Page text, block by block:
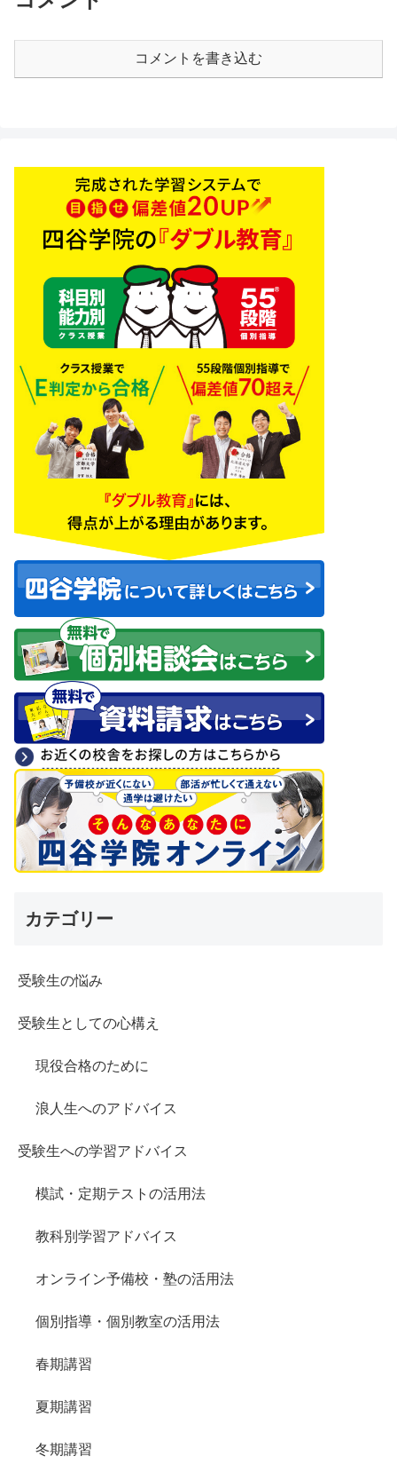
コメントを書き込む
カテゴリー
受験生の悩み
受験生としての心構え
現役合格のために
浪人生へのアドバイス
受験生への学習アドバイス
模試・定期テストの活用法
教科別学習アドバイス
オンライン予備校・塾の活用法
個別指導・個別教室の活用法
春期講習
夏期講習
冬期講習